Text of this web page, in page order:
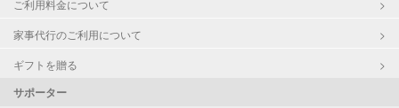
ご利用料金について
家事代行のご利用について
ギフトを贈る
サポーター